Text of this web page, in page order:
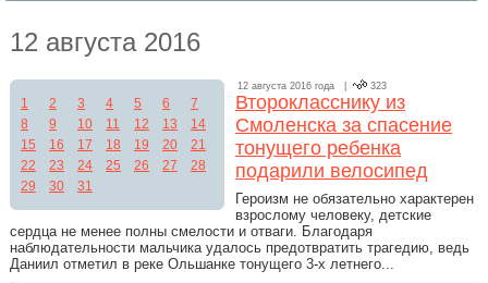
12 августа 2016
1 2 3 4 5 6
7
8
9 10 11 12 13
14
15
16 17 18 19 20
21
22
23 24 25 26 27
28
29
30 31
12 августа 2016 года | 323
Второкласснику из
Смоленска за спасение
тонущего ребенка
подарили велосипед
Героизм не обязательно характерен
взрослому человеку, детские
сердца не менее полны смелости и отваги. Благодаря
наблюдательности мальчика удалось предотвратить трагедию, ведь
Даниил отметил в реке Ольшанке тонущего 3-х летнего...